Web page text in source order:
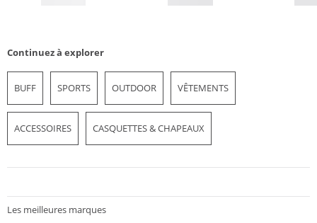
Continuez à explorer
BUFF SPORTS OUTDOOR VÊTEMENTS
ACCESSOIRES CASQUETTES & CHAPEAUX
Les meilleures marques